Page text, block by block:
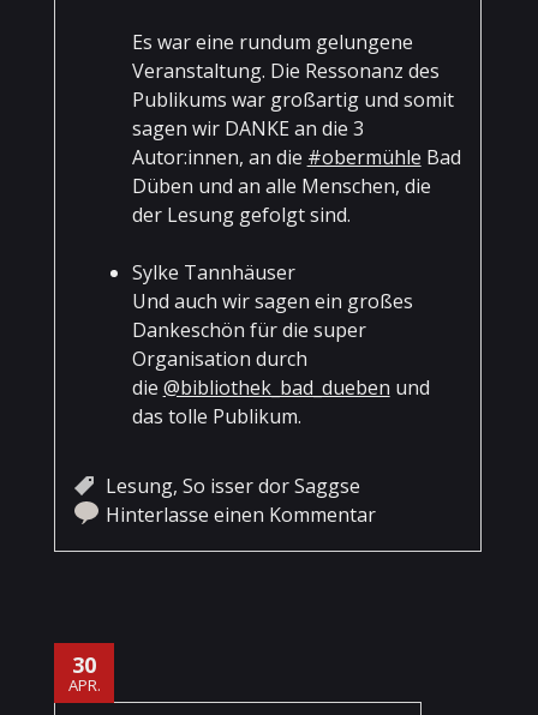
Es war eine rundum gelungene
Veranstaltung. Die Ressonanz des
Publikums war großartig und somit
sagen wir DANKE an die 3
Autor:innen, an die #obermühle Bad
Düben und an alle Menschen, die
der Lesung gefolgt sind.
Sylke Tannhäuser
Und auch wir sagen ein großes
Dankeschön für die super
Organisation durch
die @bibliothek_bad_dueben und
das tolle Publikum.
Lesung, So isser dor Saggse
Hinterlasse einen Kommentar
30
APR.